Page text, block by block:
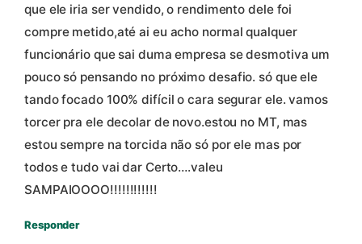
que ele iria ser vendido, o rendimento dele foi
compre metido,até ai eu acho normal qualquer
funcionário que sai duma empresa se desmotiva um
pouco só pensando no próximo desafio. só que ele
tando focado 100% difícil o cara segurar ele. vamos
torcer pra ele decolar de novo.estou no MT, mas
estou sempre na torcida não só por ele mas por
todos e tudo vai dar Certo….valeu
SAMPAIOOOO!!!!!!!!!!!!
Responder